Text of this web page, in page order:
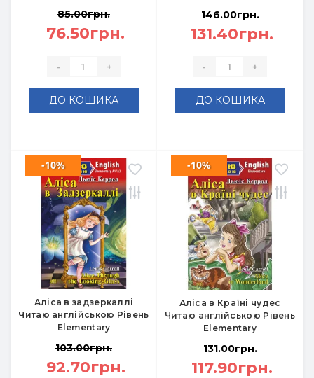
85.00грн.
76.50грн.
- +
ДО КОШИКА
146.00грн.
131.40грн.
- +
ДО КОШИКА
Аліса в задзеркаллі
Читаю англійською Рівень
Elementary
-10%
103.00грн.
92.70грн.
Аліса в Країні чудес
Читаю англійською Рівень
Elementary
-10%
131.00грн.
117.90грн.